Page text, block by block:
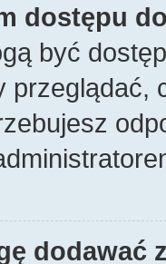
dostępu
być
dodawać